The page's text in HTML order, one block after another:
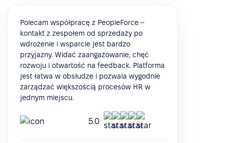
Polecam współpracę z PeopleForce –
kontakt z zespołem od sprzedaży po
wdrożenie i wsparcie jest bardzo
przyjazny. Widać zaangażowanie, chęć
rozwoju i otwartość na feedback. Platforma
jest łatwa w obsłudze i pozwala wygodnie
zarządzać większością procesów HR w
jednym miejscu.
5.0